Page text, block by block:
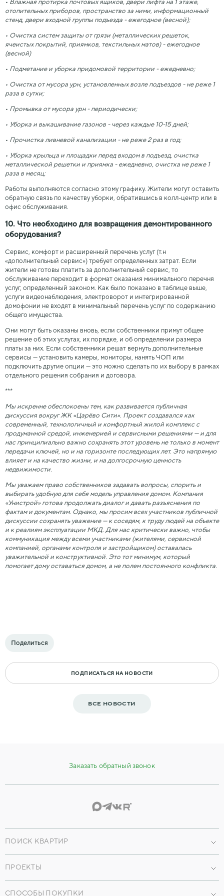
• Влажная протирка почтовых ящиков, двери лифта на 1 этаже,
отопительных приборов, пространство за ними, информационный
стенд, двери входной группы подъезда - ежегодное (весной);
• Очистка систем защиты от грязи (металлических решеток,
ячеистых покрытий, приямков, текстильных матов) - ежегодное
(весной)
• Подметание и уборка придомовой территории - ежедневно;
• Очистка от мусора урн, установленных возле подъездов - не реже 1
раза в сутки;
• Промывка от мусора урн - периодически;
• Уборка и выкашивание газонов - через каждые 10-15 дней;
• Прочистка ливневой канализации - не реже 2 раз в год;
• Уборка крыльца и площадки перед входом в подъезд, очистка
металлической решетки и приямка - ежедневно, очистка не реже 1
раза в месяц;
Работы выполняются согласно этому графику. Жители могут оставить
обратную связь по качеству уборки, обратившись в колл-центр или в
офис обслуживания.
10. Что необходимо для возвращения демонтированного
оборудования?
Сервис, комфорт и расширенный перечень услуг (т.н
«дополнительный сервис») требует определенных затрат. Если
жители не готовы платить за дополнительный сервис, то
обслуживание переходит в формат оказания минимального перечня
услуг, определенный законом. Как было показано в таблице выше,
услуги видеонаблюдения, электроворот и интегрированной
домофонии не входят в минимальный перечень услуг по содержанию
общего имущества.
Они могут быть оказаны вновь, если собственники примут общее
решение об этих услугах, их порядке, и об определении размера
платы за них. Если собственники решат вернуть дополнительные
сервисы — установить камеры, мониторы, нанять ЧОП или
подключить другие опции — это можно сделать по их выбору в рамках
отдельного решения собрания и договора.
***
Мы искренне обеспокоены тем, как развивается публичная
дискуссия вокруг ЖК «Царёво Сити». Проект создавался как
современный, технологичный и комфортный жилой комплекс с
продуманной средой, инженерией и сервисными решениями — и для
нас принципиально важно сохранять этот уровень не только в момент
передачи ключей, но и на горизонте последующих лет. Это напрямую
влияет и на качество жизни, и на долгосрочную ценность
недвижимости.
Мы уважаем право собственников задавать вопросы, спорить и
выбирать удобную для себя модель управления домом. Компания
«Унистрой» готова продолжать диалог и давать разъяснения по
фактам и документам. Однако, мы просим всех участников публичной
дискуссии сохранять уважение — к соседям, к труду людей на объекте
и к реалиям эксплуатации МКД. Для нас критически важно, чтобы
коммуникация между всеми участниками (жителями, сервисной
компанией, органами контроля и застройщиком) оставалась
уважительной и конструктивной. Это тот минимум, который
помогает дому оставаться домом, а не полем постоянного конфликта.
Поделиться
ПОДПИСАТЬСЯ НА НОВОСТИ
ВСЕ НОВОСТИ
Заказать обратный звонок
ПОИСК КВАРТИР
По преимуществам
ПРОЕКТЫ
СПОСОБЫ ПОКУПКИ